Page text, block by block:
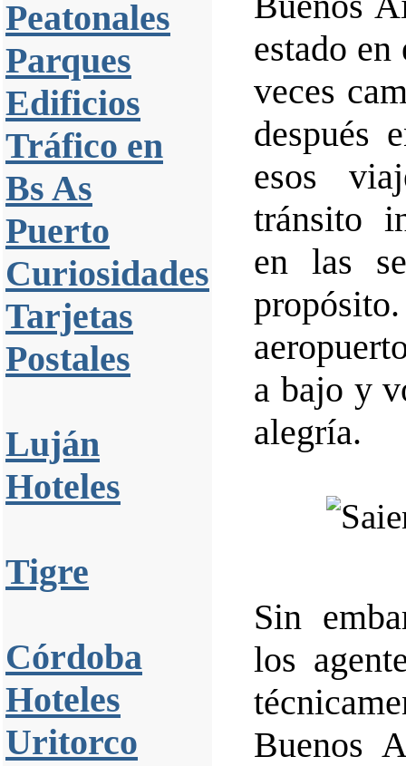
Peatonales
Parques
Edificios
Tráfico en
Bs As
Puerto
Curiosidades
Tarjetas
Postales
Luján
Hoteles
Tigre
Córdoba
Hoteles
Uritorco
estado
veces
después
esos
tránsito
en las
a bajo y
alegría.
Sin
los
Buenos